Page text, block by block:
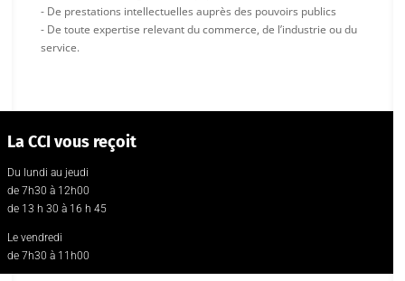
- De prestations intellectuelles auprès des pouvoirs publics
- De toute expertise relevant du commerce, de l’industrie ou du
service.
La CCI vous reçoit
Du lundi au jeudi
de 7h30 à 12h00
de 13 h 30 à 16 h 45
Le vendredi
de 7h30 à 11h00